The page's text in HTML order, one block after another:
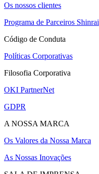
Os nossos clientes
Programa de Parceiros Shinrai
Código de Conduta
Políticas Corporativas
Filosofia Corporativa
OKI PartnerNet
GDPR
A NOSSA MARCA
Os Valores da Nossa Marca
As Nossas Inovações